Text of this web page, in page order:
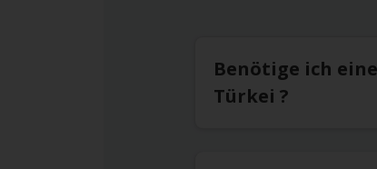
Nehmen
Flughafen.
Benötige ich
Türkei ?